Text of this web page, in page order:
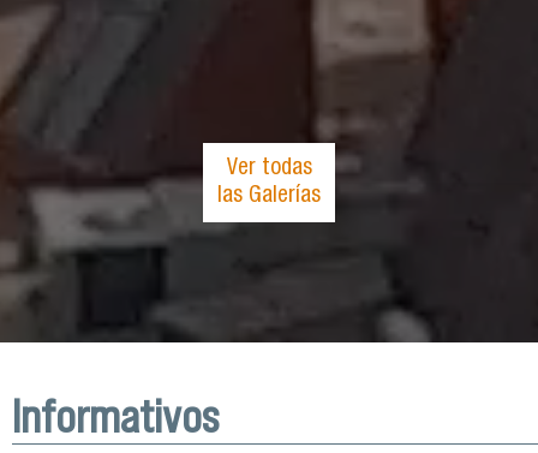
Ver todas
las Galerías
Informativos